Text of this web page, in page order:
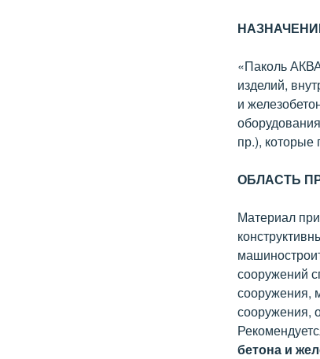
«Паколь
изделий,
и
пр.), которые
ОБЛАСТЬ
Материал
сооружений
сооружения,
сооружения,
бетона и